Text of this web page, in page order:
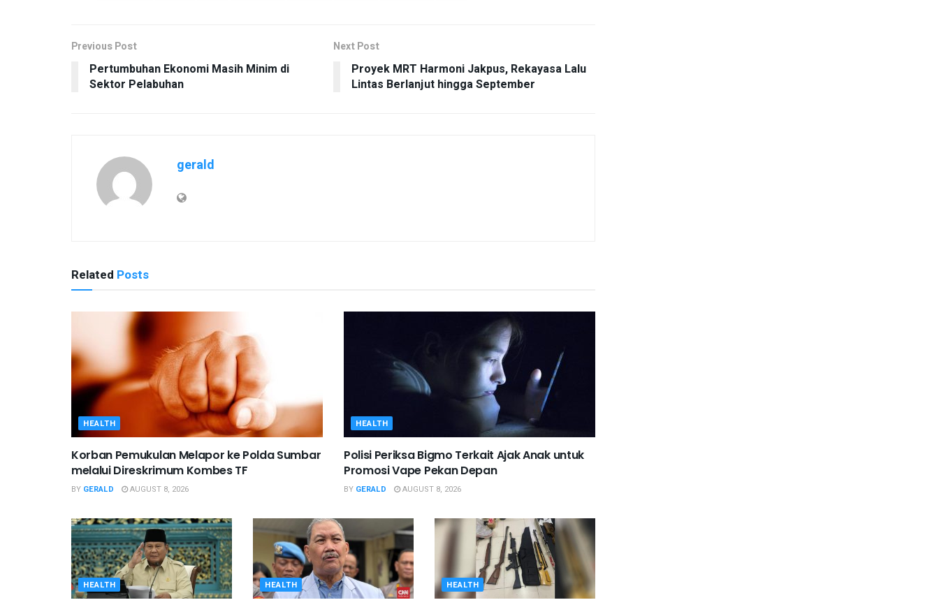
Previous Post
Pertumbuhan Ekonomi Masih Minim di
Sektor Pelabuhan
Next Post
Proyek MRT Harmoni Jakpus, Rekayasa Lalu
Lintas Berlanjut hingga September
gerald
Related Posts
HEALTH
Korban Pemukulan Melapor ke Polda Sumbar
melalui Direskrimum Kombes TF
BY GERALD AUGUST 8, 2026
HEALTH
Polisi Periksa Bigmo Terkait Ajak Anak untuk
Promosi Vape Pekan Depan
BY GERALD AUGUST 8, 2026
HEALTH HEALTH HEALTH